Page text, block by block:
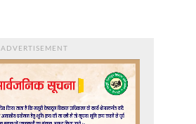
ADVERTISEMENT